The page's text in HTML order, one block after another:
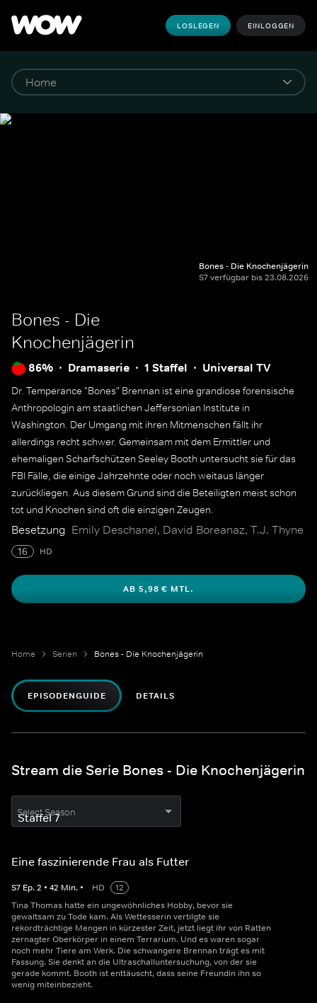
LOSLEGEN EINLOGGEN
Bones - Die Knochenjägerin
S7 verfügbar bis 23.08.2026
Bones - Die
Knochenjägerin
86% Dramaserie 1 Staffel Universal TV
Dr. Temperance "Bones" Brennan ist eine grandiose forensische
Anthropologin am staatlichen Jeffersonian Institute in
Washington. Der Umgang mit ihren Mitmenschen fällt ihr
allerdings recht schwer. Gemeinsam mit dem Ermittler und
ehemaligen Scharfschützen Seeley Booth untersucht sie für das
FBI Fälle, die einige Jahrzehnte oder noch weitaus länger
zurückliegen. Aus diesem Grund sind die Beteiligten meist schon
tot und Knochen sind oft die einzigen Zeugen.
Besetzung Emily Deschanel, David Boreanaz, T.J. Thyne
16 HD
AB 5,98 € MTL.
Home Serien Bones - Die Knochenjägerin
EPISODENGUIDE DETAILS
Stream die Serie Bones - Die Knochenjägerin
Select Season
Eine faszinierende Frau als Futter
S7 Ep.2 • 42 Min. • HD
12
Tina Thomas hatte ein ungewöhnliches Hobby, bevor sie
gewaltsam zu Tode kam. Als Wettesserin vertilgte sie
rekordträchtige Mengen in kürzester Zeit, jetzt liegt ihr von Ratten
zernagter Oberkörper in einem Terrarium. Und es waren sogar
noch mehr Tiere am Werk. Die schwangere Brennan trägt es mit
Fassung. Sie denkt an die Ultraschalluntersuchung, von der sie
gerade kommt. Booth ist enttäuscht, dass seine Freundin ihn so
wenig miteinbezieht.